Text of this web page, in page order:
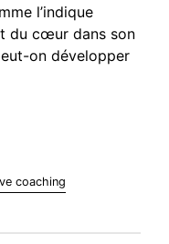
l’indique
du cœur dans son
on développer
coaching